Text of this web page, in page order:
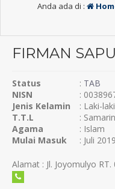
Anda ada di :
FIRMAN
Status : TAB
NISN
:
Jenis Kelamin
: Laki-laki
T.T.L
:
Agama
: Islam
Mulai Masuk
: Juli 2019
Alamat : Jl. Joyomulyo